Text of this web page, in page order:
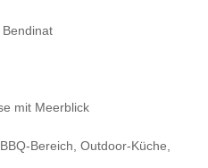
mit Meerblick
Bereich, Outdoor-Küche,